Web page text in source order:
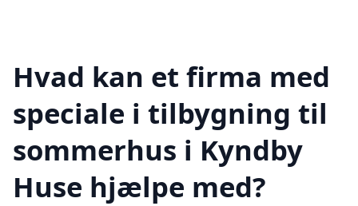
Hvad kan et firma med
speciale i tilbygning til
sommerhus i Kyndby
Huse hjælpe med?